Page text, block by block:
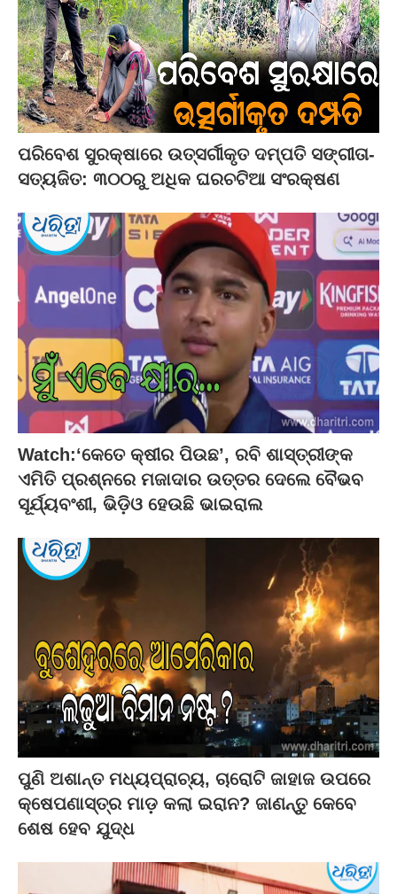
ପରିବେଶ ସୁରକ୍ଷାରେ ଉତ୍ସର୍ଗୀକୃତ ଦମ୍ପତି ସଙ୍ଗୀତା-
ସତ୍ୟଜିତ: ୩୦୦ରୁ ଅଧିକ ଘରଚଟିଆ ସଂରକ୍ଷଣ
Watch:‘କେତେ କ୍ଷୀର ପିଉଛ’, ରବି ଶାସ୍ତ୍ରୀଙ୍କ
ଏମିତି ପ୍ରଶ୍ନରେ ମଜାଦାର ଉତ୍ତର ଦେଲେ ବୈଭବ
ସୂର୍ଯ୍ୟବଂଶୀ, ଭିଡ଼ିଓ ହେଉଛି ଭାଇରାଲ
ପୁଣି ଅଶାନ୍ତ ମଧ୍ୟପ୍ରାଚ୍ୟ, ଚାରୋଟି ଜାହାଜ ଉପରେ
କ୍ଷେପଣାସ୍ତ୍ର ମାଡ଼ କଲା ଇରାନ? ଜାଣନ୍ତୁ କେବେ
ଶେଷ ହେବ ଯୁଦ୍ଧ